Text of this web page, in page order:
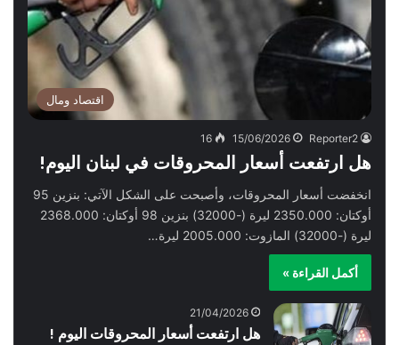
اقتصاد ومال
Reporter2
15/06/2026
16
هل ارتفعت أسعار المحروقات في لبنان اليوم!
انخفضت أسعار المحروقات، وأصبحت على الشكل الآتي: بنزين 95
أوكتان: 2350.000 ليرة (-32000) بنزين 98 أوكتان: 2368.000
ليرة (-32000) المازوت: 2005.000 ليرة…
أكمل القراءة »
21/04/2026
هل ارتفعت أسعار المحروقات اليوم !